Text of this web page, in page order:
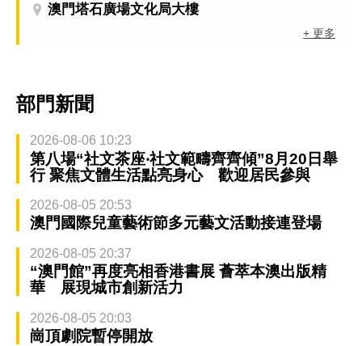
澳門塔石廣場文化局大樓
+ 更多
部門新聞
2026-08-06 10:23
第八場“社文茶座‧社文範疇齊齊傾”8月20日舉
行 聚焦文體生活點亮身心 歡迎居民參與
2026-08-05 20:53
澳門國際兒童藝術節多元藝文活動接連登場
2026-08-05 20:37
“澳門館”再度亮相香港書展 薈萃本澳出版精
華 展現城市創新活力
2026-08-05 20:03
崗頂劇院暫停開放